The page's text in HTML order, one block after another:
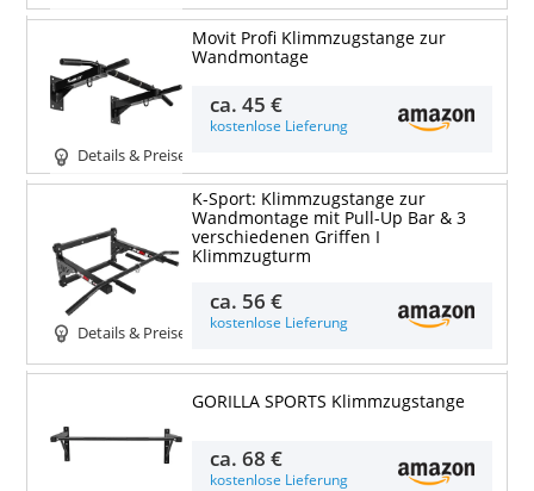
Details & Preise
Movit Profi Klimmzugstange zur
Wandmontage
ca.45 €
kostenlose Lieferung
Details & Preise
K-Sport: Klimmzugstange zur
Wandmontage mit Pull-Up Bar & 3
verschiedenen Griffen I
Klimmzugturm
ca. 56 €
kostenlose Lieferung
GORILLA SPORTS Klimmzugstange
ca.68 €
kostenlose Lieferung